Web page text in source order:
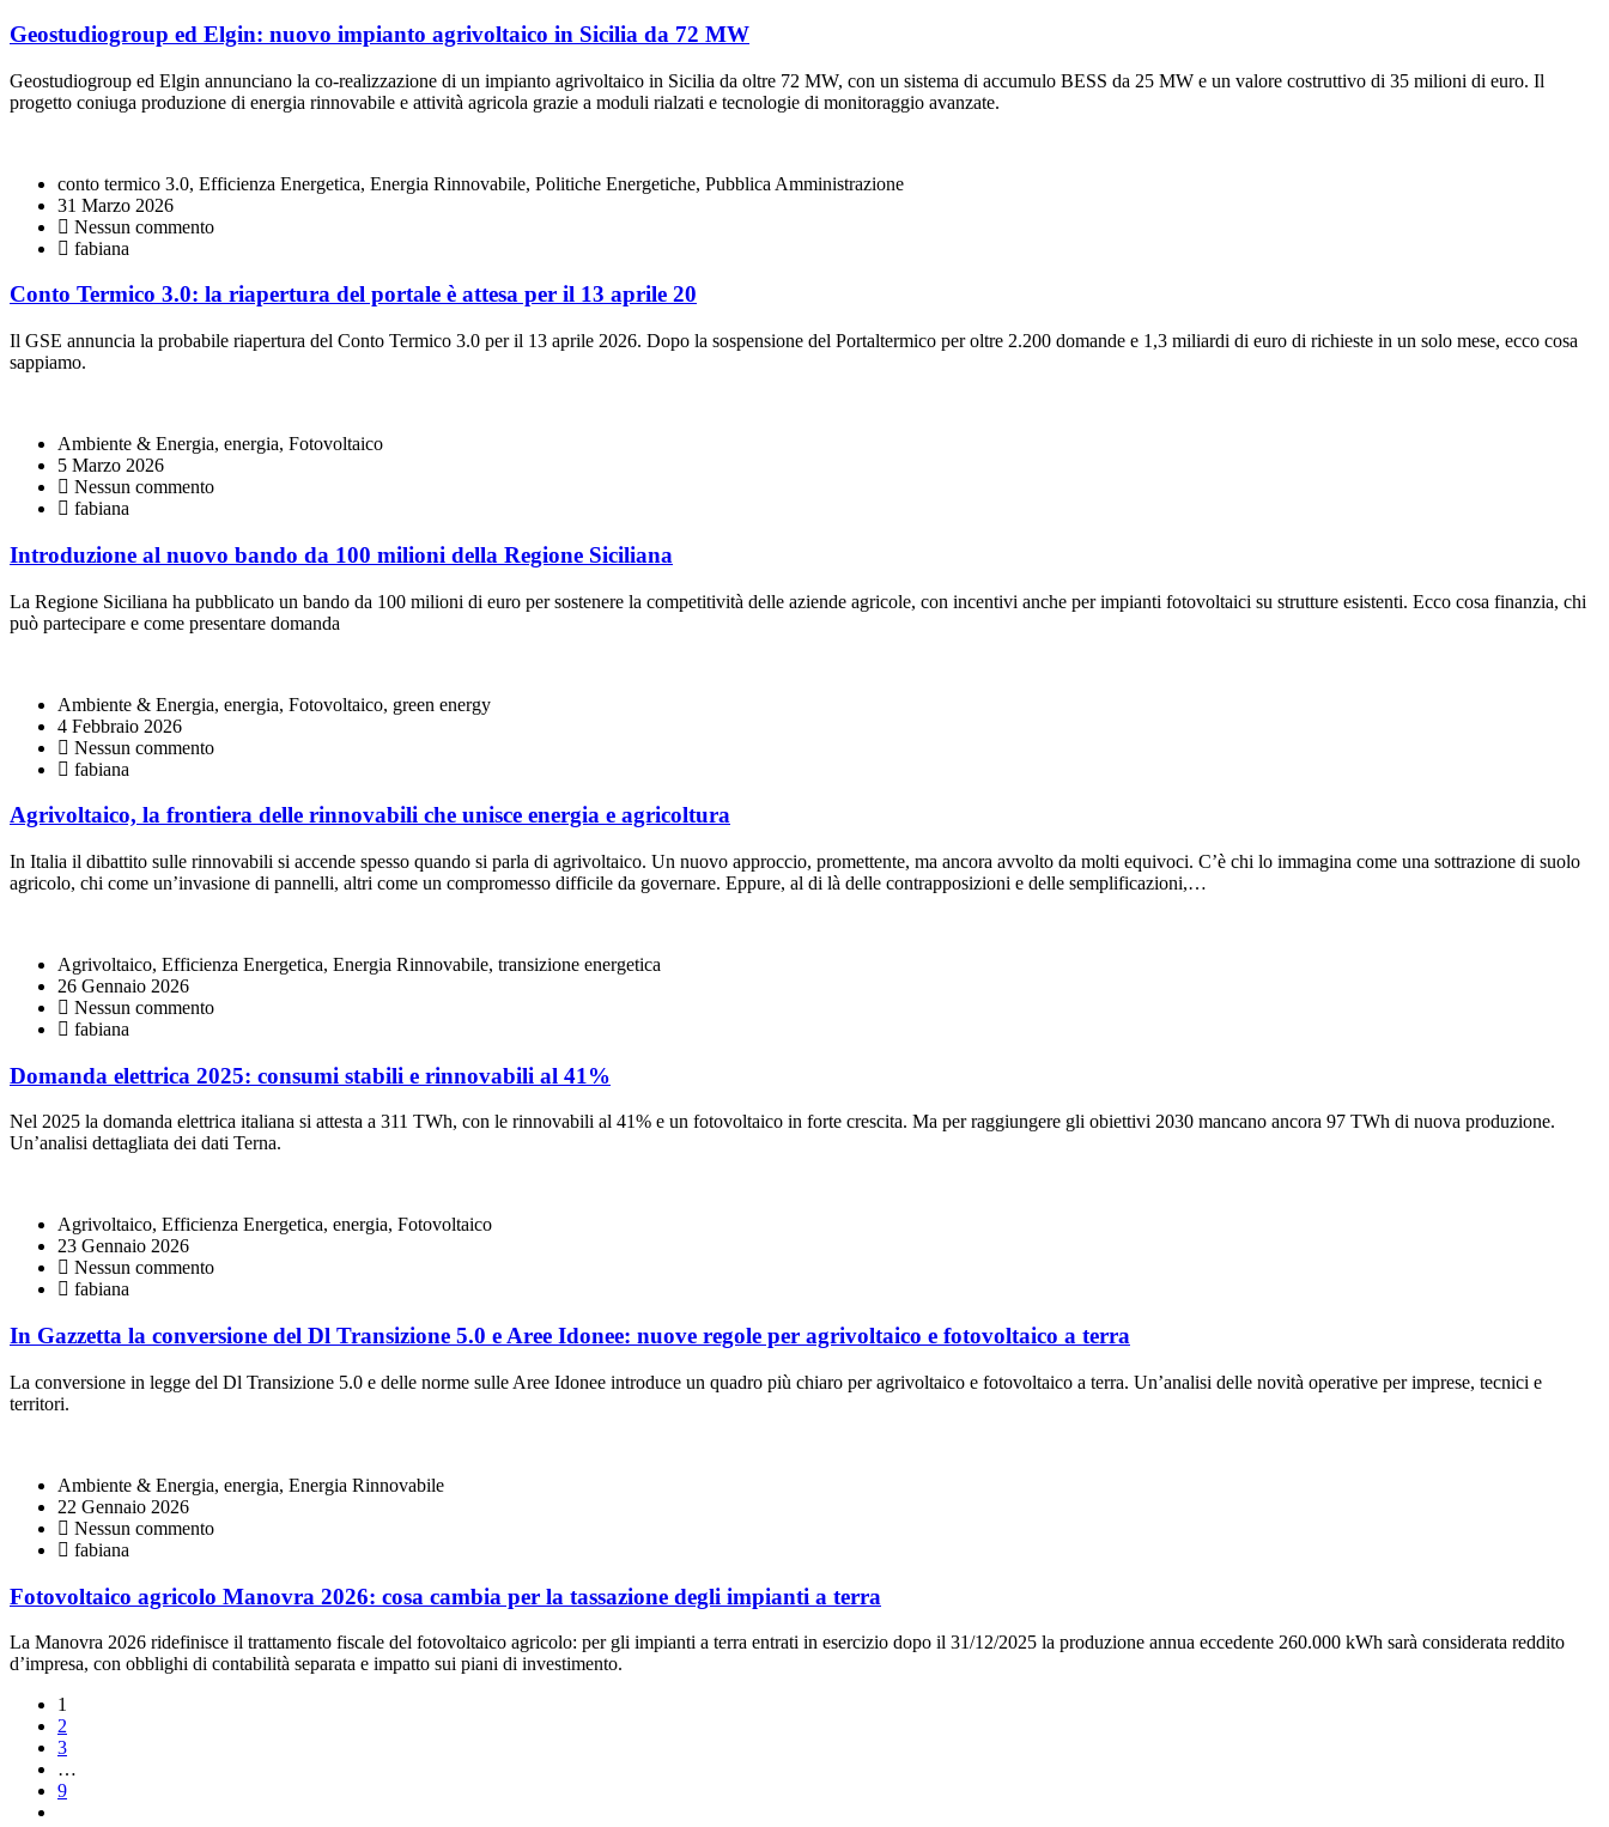
Geostudiogroup ed Elgin: nuovo impianto agrivoltaico in Sicilia da 72 MW
Geostudiogroup ed Elgin annunciano la co-realizzazione di un impianto agrivoltaico in Sicilia da oltre 72 MW, con un sistema di accumulo BESS da 25 MW e un valore costruttivo di 35 milioni di euro. Il
progetto coniuga produzione di energia rinnovabile e attività agricola grazie a moduli rialzati e tecnologie di monitoraggio avanzate.
conto termico 3.0, Efficienza Energetica, Energia Rinnovabile, Politiche Energetiche, Pubblica Amministrazione
31 Marzo 2026
Nessun commento
fabiana
Conto Termico 3.0: la riapertura del portale è attesa per il 13 aprile 20
Il GSE annuncia la probabile riapertura del Conto Termico 3.0 per il 13 aprile 2026. Dopo la sospensione del Portaltermico per oltre 2.200 domande e 1,3 miliardi di euro di richieste in un solo mese, ecco cosa
sappiamo.
Ambiente & Energia, energia, Fotovoltaico
5 Marzo 2026
Nessun commento
fabiana
Introduzione al nuovo bando da 100 milioni della Regione Siciliana
La Regione Siciliana ha pubblicato un bando da 100 milioni di euro per sostenere la competitività delle aziende agricole, con incentivi anche per impianti fotovoltaici su strutture esistenti. Ecco cosa finanzia, chi
può partecipare e come presentare domanda
Ambiente & Energia, energia, Fotovoltaico, green energy
4 Febbraio 2026
Nessun commento
fabiana
Agrivoltaico, la frontiera delle rinnovabili che unisce energia e agricoltura
In Italia il dibattito sulle rinnovabili si accende spesso quando si parla di agrivoltaico. Un nuovo approccio, promettente, ma ancora avvolto da molti equivoci. C’è chi lo immagina come una sottrazione di suolo
agricolo, chi come un’invasione di pannelli, altri come un compromesso difficile da governare. Eppure, al di là delle contrapposizioni e delle semplificazioni,…
Agrivoltaico, Efficienza Energetica, Energia Rinnovabile, transizione energetica
26 Gennaio 2026
Nessun commento
fabiana
Domanda elettrica 2025: consumi stabili e rinnovabili al 41%
Nel 2025 la domanda elettrica italiana si attesta a 311 TWh, con le rinnovabili al 41% e un fotovoltaico in forte crescita. Ma per raggiungere gli obiettivi 2030 mancano ancora 97 TWh di nuova produzione.
Un’analisi dettagliata dei dati Terna.
Agrivoltaico, Efficienza Energetica, energia, Fotovoltaico
23 Gennaio 2026
Nessun commento
fabiana
In Gazzetta la conversione del Dl Transizione 5.0 e Aree Idonee: nuove regole per agrivoltaico e fotovoltaico a terra
La conversione in legge del Dl Transizione 5.0 e delle norme sulle Aree Idonee introduce un quadro più chiaro per agrivoltaico e fotovoltaico a terra. Un’analisi delle novità operative per imprese, tecnici e
territori.
Ambiente & Energia, energia, Energia Rinnovabile
22 Gennaio 2026
Nessun commento
fabiana
Fotovoltaico agricolo Manovra 2026: cosa cambia per la tassazione degli impianti a terra
La Manovra 2026 ridefinisce il trattamento fiscale del fotovoltaico agricolo: per gli impianti a terra entrati in esercizio dopo il 31/12/2025 la produzione annua eccedente 260.000 kWh sarà considerata reddito
d’impresa, con obblighi di contabilità separata e impatto sui piani di investimento.
1
2
3
…
9